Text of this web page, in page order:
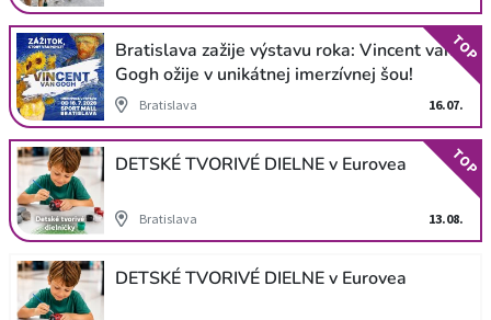
Bratislava zažije výstavu roka: Vincent van
Gogh ožije v unikátnej imerzívnej šou!
Bratislava 16.07.
TOP
DETSKÉ TVORIVÉ DIELNE v Eurovea
Bratislava 13.08.
TOP
DETSKÉ TVORIVÉ DIELNE v Eurovea